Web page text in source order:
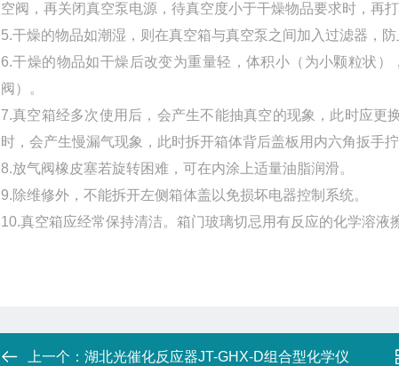
空阀，再关闭真空泵电源，待真空度小于干燥物品要求时，
5.干燥的物品如潮湿，则在真空箱与真空泵之间加入过滤器
6.干燥的物品如干燥后改变为重量轻，体积小（为小颗粒状
阀）。
7.真空箱经多次使用后，会产生不能抽真空的现象，此时应
时，会产生慢漏气现象，此时拆开箱体背后盖板用内六角扳
8.放气阀橡皮塞若旋转困难，可在内涂上适量油脂润滑。
9.除维修外，不能拆开左侧箱体盖以免损坏电器控制系统。
10.真空箱应经常保持清洁。箱门玻璃切忌用有反应的化学
上一个： 湖北光催化反应器JT-GHX-D组合型化学仪